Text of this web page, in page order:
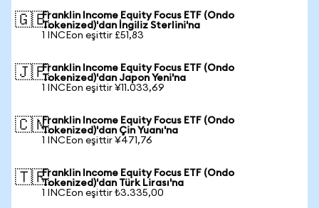
🇬🇧Franklin Income Equity Focus ETF (Ondo
Tokenized)'dan İngiliz Sterlini'na
1 INCEon eşittir £51,83
🇯🇵Franklin Income Equity Focus ETF (Ondo
Tokenized)'dan Japon Yeni'na
1 INCEon eşittir ¥11.033,69
🇨🇳Franklin Income Equity Focus ETF (Ondo
Tokenized)'dan Çin Yuanı'na
1 INCEon eşittir ¥471,76
🇹🇷Franklin Income Equity Focus ETF (Ondo
Tokenized)'dan Türk Lirası'na
1 INCEon eşittir ₺3.335,00